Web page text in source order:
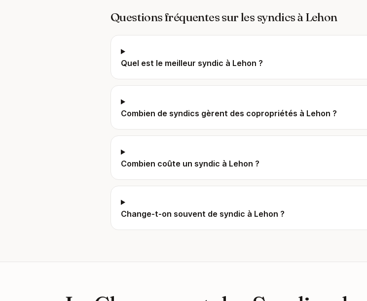
Questions fréquentes sur les syndics à Lehon
Quel est le meilleur syndic à Lehon ?
Combien de syndics gèrent des copropriétés à Lehon ?
Combien coûte un syndic à Lehon ?
Change-t-on souvent de syndic à Lehon ?